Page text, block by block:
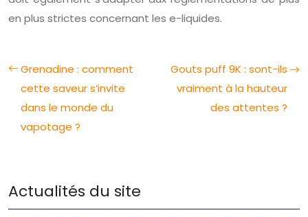
en plus strictes concernant les e-liquides.
Grenadine : comment
cette saveur s’invite
dans le monde du
vapotage ?
Gouts puff 9K : sont-ils
vraiment à la hauteur
des attentes ?
Actualités du site